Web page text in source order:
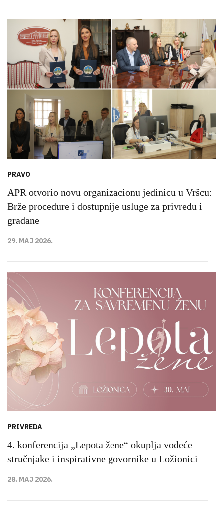
PRAVO
APR otvorio novu organizacionu jedinicu u Vršcu:
Brže procedure i dostupnije usluge za privredu i
građane
29. MAJ 2026.
PRIVREDA
4. konferencija „Lepota žene“ okuplja vodeće
stručnjake i inspirativne govornike u Ložionici
28. MAJ 2026.